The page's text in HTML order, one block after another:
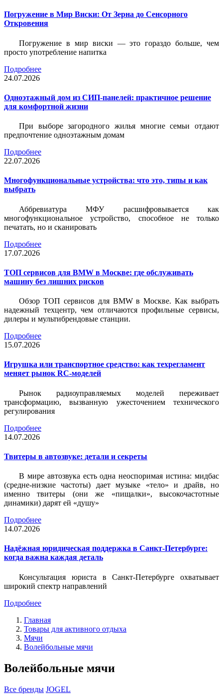
Погружение в Мир Виски: От Зерна до Сенсорного
Откровения
Погружение в мир виски — это гораздо больше, чем
просто употребление напитка
Подробнее
24.07.2026
Одноэтажный дом из СИП-панелей: практичное решение
для комфортной жизни
При выборе загородного жилья многие семьи отдают
предпочтение одноэтажным домам
Подробнее
22.07.2026
Многофункциональные устройства: что это, типы и как
выбрать
Аббревиатура МФУ расшифровывается как
многофункциональное устройство, способное не только
печатать, но и сканировать
Подробнее
17.07.2026
ТОП сервисов для BMW в Москве: где обслуживать
машину без лишних рисков
Обзор ТОП сервисов для BMW в Москве. Как выбрать
надежный техцентр, чем отличаются профильные сервисы,
дилеры и мультибрендовые станции.
Подробнее
15.07.2026
Игрушка или транспортное средство: как техрегламент
меняет рынок RC-моделей
Рынок радиоуправляемых моделей переживает
трансформацию, вызванную ужесточением технического
регулирования
Подробнее
14.07.2026
Твитеры в автозвуке: детали и секреты
В мире автозвука есть одна неоспоримая истина: мидбас
(средне-низкие частоты) дает музыке «тело» и драйв, но
именно твитеры (они же «пищалки», высокочастотные
динамики) дарят ей «душу»
Подробнее
14.07.2026
Надёжная юридическая поддержка в Санкт-Петербурге:
когда важна каждая деталь
Консультация юриста в Санкт-Петербурге охватывает
широкий спектр направлений
Подробнее
Главная
Товары для активного отдыха
Мячи
Волейбольные мячи
Волейбольные мячи
Все бренды JOGEL